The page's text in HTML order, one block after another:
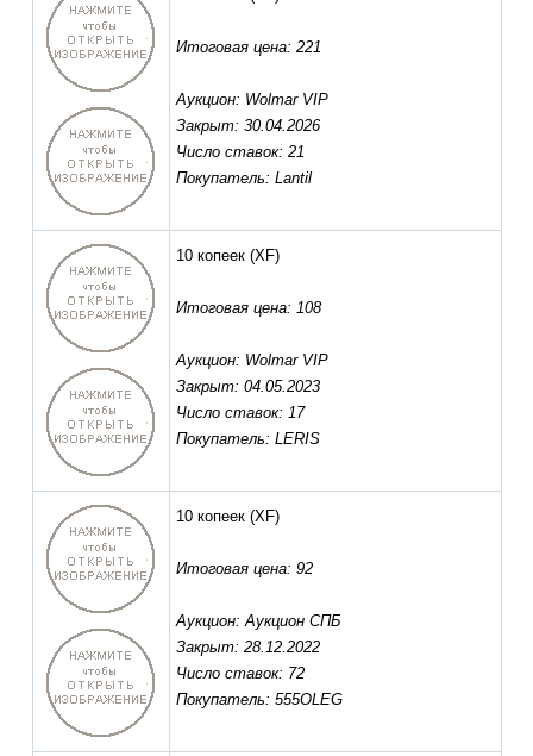
Итоговая цена: 221
Аукцион: Wolmar VIP
Закрыт: 30.04.2026
Число ставок: 21
Покупатель: Lantil
10 копеек(XF)
Итоговая цена: 108
Аукцион: Wolmar VIP
Закрыт: 04.05.2023
Число ставок: 17
Покупатель: LERIS
10 копеек (XF)
Итоговая цена: 92
Аукцион: Аукцион СПБ
Закрыт: 28.12.2022
Число ставок: 72
Покупатель: 555OLEG